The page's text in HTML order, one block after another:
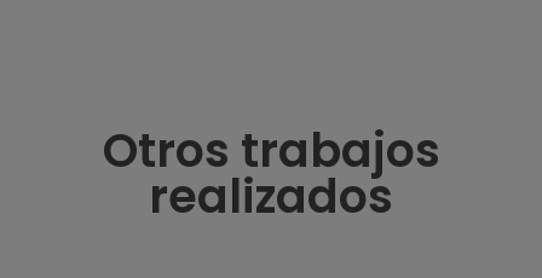
Otros trabajos
realizados